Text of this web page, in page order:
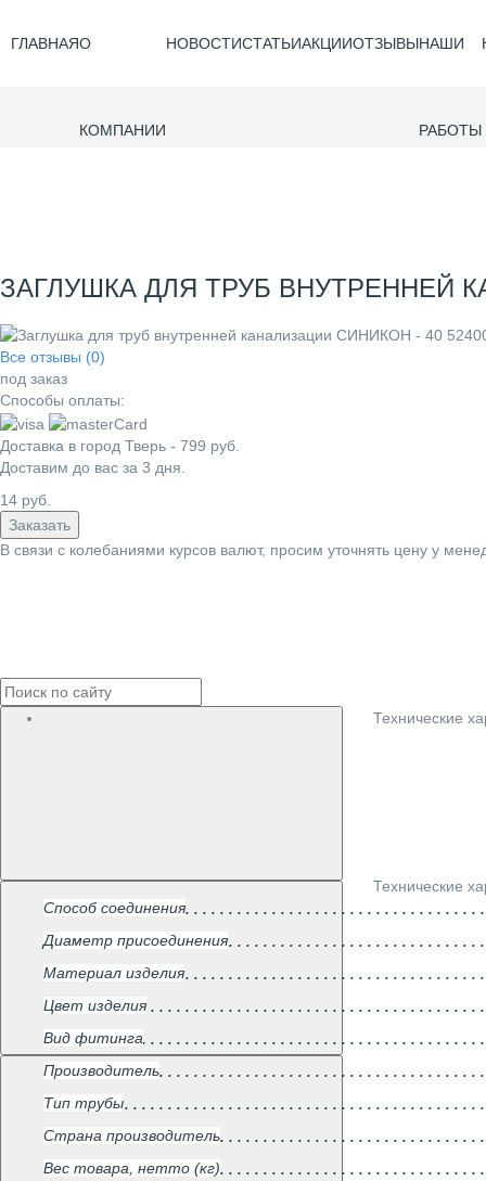
ГЛАВНАЯО
КОМПАНИИ
НОВОСТИСТАТЬИАКЦИИОТЗЫВЫНАШИ
РАБОТЫ
ЗАГЛУШКА ДЛЯ ТРУБ ВНУТРЕННЕЙ
Все отзывы (0)
под заказ
Способы оплаты:
Доставка в город Тверь - 799 руб.
Доставим до вас за 3 дня.
14 руб.
Заказать
В связи с колебаниями курсов валют, просим уточнять цену у
Технические
Технические
Способ соединения
Диаметр присоединения
Материал изделия
Цвет изделия
Вид фитинга
Производитель
Тип трубы
Страна производитель
Вес товара, нетто (кг)